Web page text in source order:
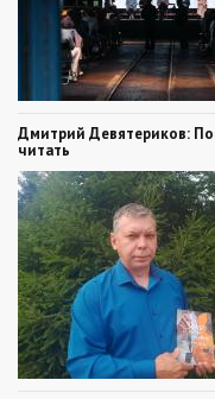
Дмитрий Девятериков:
читать